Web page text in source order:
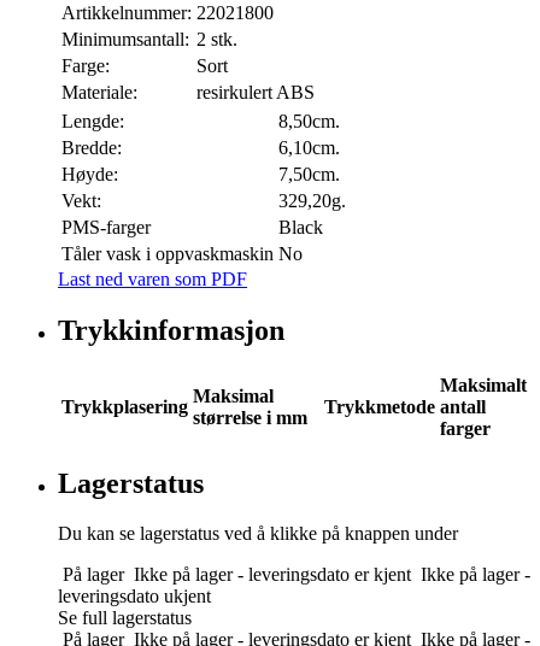
Artikkelnummer: 22021800
Minimumsantall: 2 stk.
Farge:
Sort
Materiale:
resirkulert ABS
Lengde:
8,50cm.
Bredde:
6,10cm.
Høyde:
7,50cm.
Vekt:
329,20g.
PMS-farger
Black
Tåler vask i oppvaskmaskin No
Last ned varen som PDF
Trykkinformasjon
Trykkplasering
Maksimal
størrelse i mm
Trykkmetode
Maksimalt
antall
farger
Lagerstatus
Du kan se lagerstatus ved å klikke på knappen under
På lager Ikke på lager - leveringsdato er kjent Ikke på lager -
leveringsdato ukjent
Se full lagerstatus
På lager Ikke på lager - leveringsdato er kjent Ikke på lager -